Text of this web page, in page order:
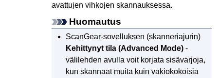
avattujen vihkojen skannauksessa.
Huomautus
ScanGear-sovelluksen (skanneriajurin)
Kehittynyt tila (Advanced Mode) -
välilehden avulla voit korjata sisävarjoja,
kun skannaat muita kuin vakiokokoisia